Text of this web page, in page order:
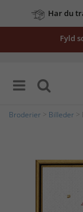
Har du
Fyld
Broderier Billeder